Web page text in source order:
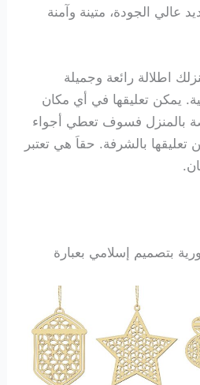
الجودة، متينة وآمنة
اطلالة رائعة وجميلة
يمكن تعليقها في أي مكان
بالمنزل فسوف تعطي أجواء
تعليقها بالشرفة. حقاَ هي تعتبر
بتصميم إسلامي بعبارة